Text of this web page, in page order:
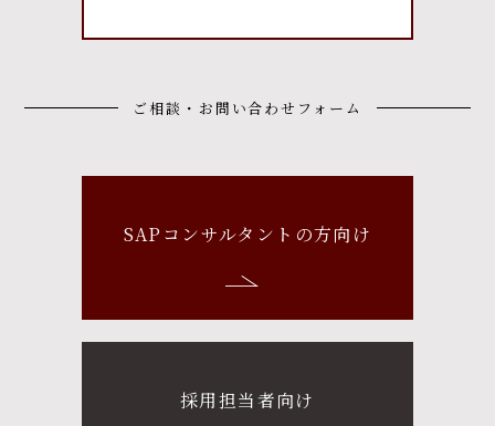
ご相談・お問い合わせフォーム
SAPコンサルタントの方向け
採用担当者向け